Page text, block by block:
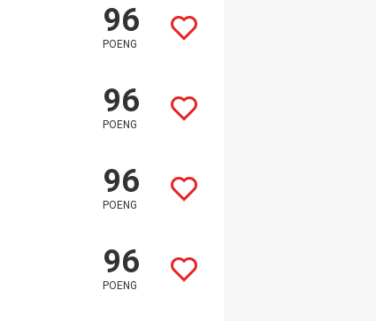
96
POENG
96
POENG
96
POENG
96
POENG